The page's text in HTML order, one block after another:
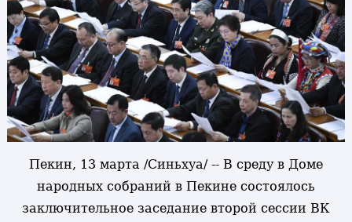
Пекин, 13 марта /Синьхуа/ -- В среду в Доме
народных собраний в Пекине состоялось
заключительное заседание второй сессии ВК